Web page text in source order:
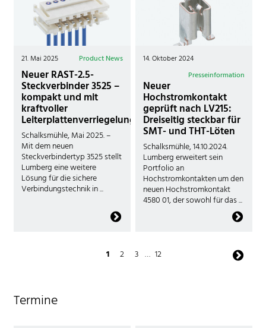
21. Mai 2025 Product News
Neuer RAST-2.5-
Steckverbinder 3525 –
kompakt und mit
kraftvoller
Leiterplattenverriegelung
Schalksmühle, Mai 2025. –
Mit dem neuen
Steckverbindertyp 3525 stellt
Lumberg eine weitere
Lösung für die sichere
Verbindungstechnik in ...
14. Oktober 2024
Presseinformation
Neuer
Hochstromkontakt
geprüft nach LV215:
Dreiseitig steckbar für
SMT- und THT-Löten
Schalksmühle, 14.10.2024.
Lumberg erweitert sein
Portfolio an
Hochstromkontakten um den
neuen Hochstromkontakt
4580 01, der sowohl für das ...
1 2 3 … 12
Nächste
Seite
Termine